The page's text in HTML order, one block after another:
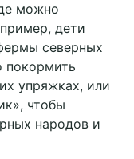
можно
дети
северных
покормить
упряжках, или
чтобы
народов и